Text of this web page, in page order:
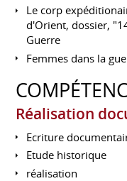
Le corp
d'Orient, dossier,
Guerre
Femmes dans la
Réalisation
Ecriture
Etude historique
réalisation